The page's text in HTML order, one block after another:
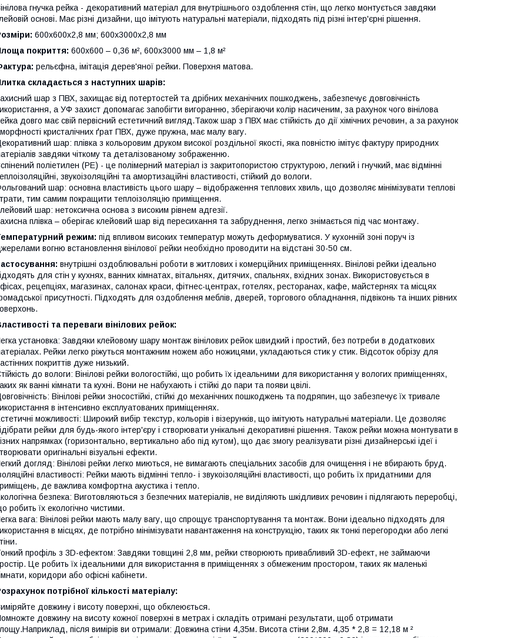
гнучка рейка - декоративний матеріал для внутрішнього оздоблення стін, що легко монтується завдяки
основі. Має різні дизайни, що імітують натуральні матеріали, підходять під різні інтер'єрні рішення.
600х600х2,8 мм; 600х3000х2,8 мм
покриття: 600х600 – 0,36 м², 600х3000 мм – 1,8 м²
рельєфна, імітація дерев'яної рейки. Поверхня матова.
складається з наступних шарів:
шар з ПВХ, захищає від потертостей та дрібних механічних пошкоджень, забезпечує довговічність
а УФ захист допомагає запобігти вигоранню, зберігаючи колір насиченим, за рахунок чого вінілова
довго має свій первісний естетичний вигляд.Також шар з ПВХ має стійкість до дії хімічних речовин, а за рахунок
кристалічних ґрат ПВХ, дуже пружна, має малу вагу.
шар: плівка з кольоровим друком високої роздільної якості, яка повністю імітує фактуру природних
завдяки чіткому та деталізованому зображенню.
поліетилен (РЕ) - це полімерний матеріал із закритопористою структурою, легкий і гнучкий, має відмінні
звукоізоляційні та амортизаційні властивості, стійкий до вологи.
шар: основна властивість цього шару – відображення теплових хвиль, що дозволяє мінімізувати теплові
тим самим покращити теплоізоляцію приміщення.
шар: нетоксична основа з високим рівнем адгезії.
плівка – оберігає клейовий шар від пересихання та забруднення, легко знімається під час монтажу.
режим: під впливом високих температур можуть деформуватися. У кухонній зоні поруч із
вогню встановлення вінілової рейки необхідно проводити на відстані 30-50 см.
внутрішні оздоблювальні роботи в житлових і комерційних приміщеннях. Вінілові рейки ідеально
для стін у кухнях, ванних кімнатах, вітальнях, дитячих, спальнях, вхідних зонах. Використовується в
рецепціях, магазинах, салонах краси, фітнес-центрах, готелях, ресторанах, кафе, майстернях та місцях
присутності. Підходять для оздоблення меблів, дверей, торгового обладнання, підвіконь та інших рівних
та переваги вінілових рейок:
установка: Завдяки клейовому шару монтаж вінілових рейок швидкий і простий, без потреби в додаткових
Рейки легко ріжуться монтажним ножем або ножицями, укладаються стик у стик. Відсоток обрізу для
покриттів дуже низький.
до вологи: Вінілові рейки вологостійкі, що робить їх ідеальними для використання у вологих приміщеннях,
як ванні кімнати та кухні. Вони не набухають і стійкі до пари та появи цвілі.
Вінілові рейки зносостійкі, стійкі до механічних пошкоджень та подряпин, що забезпечує їх тривале
в інтенсивно експлуатованих приміщеннях.
можливості: Широкий вибір текстур, кольорів і візерунків, що імітують натуральні матеріали. Це дозволяє
рейки для будь-якого інтер'єру і створювати унікальні декоративні рішення. Також рейки можна монтувати в
напрямках (горизонтально, вертикально або під кутом), що дає змогу реалізувати різні дизайнерські ідеї і
оригінальні візуальні ефекти.
догляд: Вінілові рейки легко миються, не вимагають спеціальних засобів для очищення і не вбирають бруд.
властивості: Рейки мають відмінні тепло- і звукоізоляційні властивості, що робить їх придатними для
де важлива комфортна акустика і тепло.
безпека: Виготовляються з безпечних матеріалів, не виділяють шкідливих речовин і підлягають переробці,
робить їх екологічно чистими.
вага: Вінілові рейки мають малу вагу, що спрощує транспортування та монтаж. Вони ідеально підходять для
в місцях, де потрібно мінімізувати навантаження на конструкцію, таких як тонкі перегородки або легкі
профіль з 3D-ефектом: Завдяки товщині 2,8 мм, рейки створюють привабливий 3D-ефект, не займаючи
Це робить їх ідеальними для використання в приміщеннях з обмеженим простором, таких як маленькі
коридори або офісні кабінети.
потрібної кількості матеріалу:
довжину і висоту поверхні, що обклеюється.
довжину на висоту кожної поверхні в метрах і складіть отримані результати, щоб отримати
після вимірів ви отримали: Довжина стіни 4,35м. Висота стіни 2,8м. 4,35 * 2,8 = 12,18 м ²